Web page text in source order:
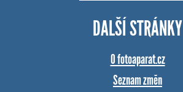
DALŠÍ STRÁNKY
O fotoaparat.cz
Seznam změn